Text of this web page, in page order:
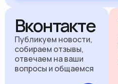
Вконтакте
Публикуем новости,
собираем отзывы,
отвечаем на ваши
вопросы и общаемся